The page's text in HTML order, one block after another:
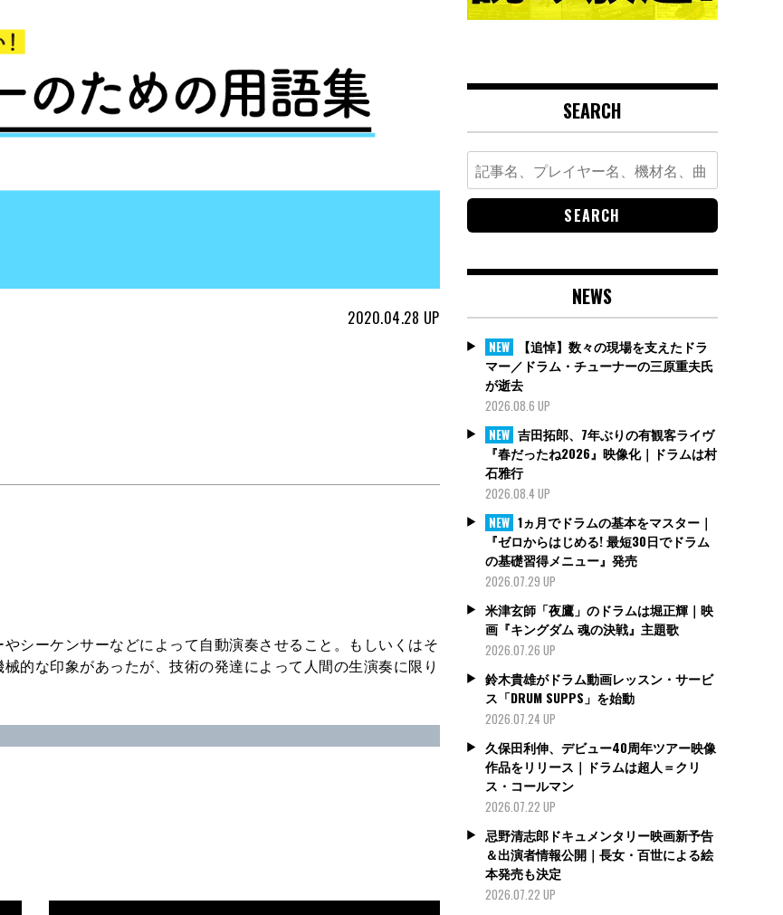
2020.04.28 UP
シーケンサーなどによって自動演奏させること。もしいくはそ
的な印象があったが、技術の発達によって人間の生演奏に限り
SEARCH
Search
for:
NEWS
NEW
【追悼】数々の現場を支えたドラ
マー／ドラム・チューナーの三原重夫氏
が逝去
2026.08.6 UP
NEW 吉田拓郎、7年ぶりの有観客ライヴ
『春だったね2026』映像化｜ドラムは村
石雅行
2026.08.4 UP
NEW 1ヵ月でドラムの基本をマスター｜
『ゼロからはじめる! 最短30日でドラム
の基礎習得メニュー』発売
2026.07.29 UP
米津玄師「夜鷹」のドラムは堀正輝｜映
画『キングダム 魂の決戦』主題歌
2026.07.26 UP
鈴木貴雄がドラム動画レッスン・サービ
ス「DRUM SUPPS」を始動
2026.07.24 UP
久保田利伸、デビュー40周年ツアー映像
作品をリリース｜ドラムは超人＝クリ
ス・コールマン
2026.07.22 UP
忌野清志郎ドキュメンタリー映画新予告
＆出演者情報公開｜長女・百世による絵
本発売も決定
2026.07.22 UP